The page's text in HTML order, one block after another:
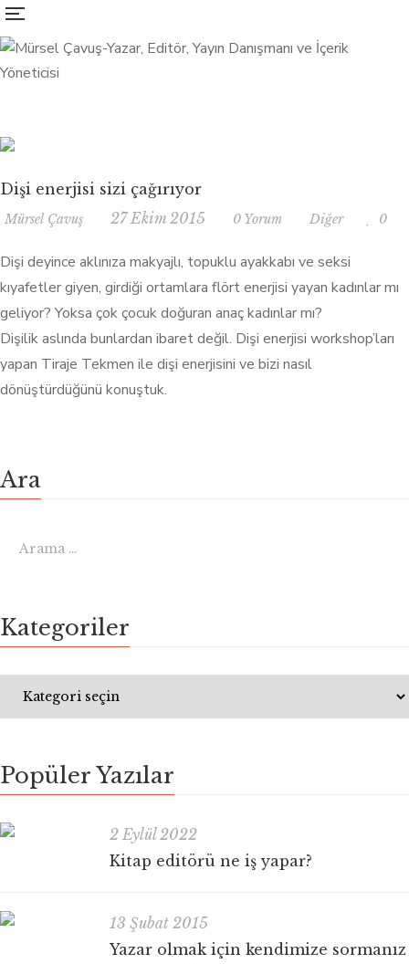
Dişi enerjisi sizi çağırıyor
Mürsel Çavuş 27 Ekim 2015 0 Yorum Diğer 0
Dişi deyince aklınıza makyajlı, topuklu ayakkabı ve seksi
kıyafetler giyen, girdiği ortamlara flört enerjisi yayan kadınlar mı
geliyor? Yoksa çok çocuk doğuran anaç kadınlar mı?
Dişilik aslında bunlardan ibaret değil. Dişi enerjisi workshop’ları
yapan Tiraje Tekmen ile dişi enerjisini ve bizi nasıl
dönüştürdüğünü konuştuk.
Ara
Kategoriler
Popüler Yazılar
2 Eylül 2022
Kitap editörü ne iş yapar?
13 Şubat 2015
Yazar olmak için kendimize sormanız